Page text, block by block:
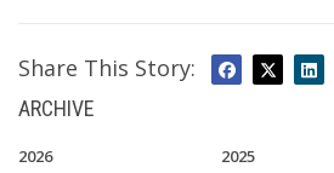
Share This Story:
ARCHIVE
2026 2025